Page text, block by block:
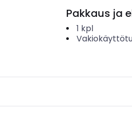
Pakkaus ja
1 kpl